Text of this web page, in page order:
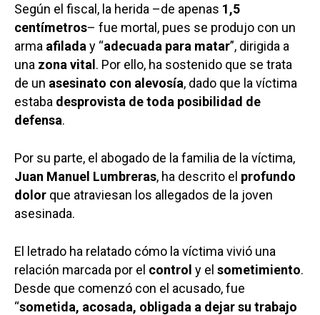
Según el fiscal, la herida –de apenas 1,5
centímetros– fue mortal, pues se produjo con un
arma afilada y “adecuada para matar”, dirigida a
una zona vital. Por ello, ha sostenido que se trata
de un asesinato con alevosía, dado que la víctima
estaba desprovista de toda posibilidad de
defensa.
Por su parte, el abogado de la familia de la víctima,
Juan Manuel Lumbreras, ha descrito el profundo
dolor que atraviesan los allegados de la joven
asesinada.
El letrado ha relatado cómo la víctima vivió una
relación marcada por el control y el sometimiento.
Desde que comenzó con el acusado, fue
“sometida, acosada, obligada a dejar su trabajo